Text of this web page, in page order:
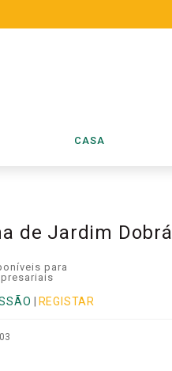
CASA
de Jardim
para
REGISTAR